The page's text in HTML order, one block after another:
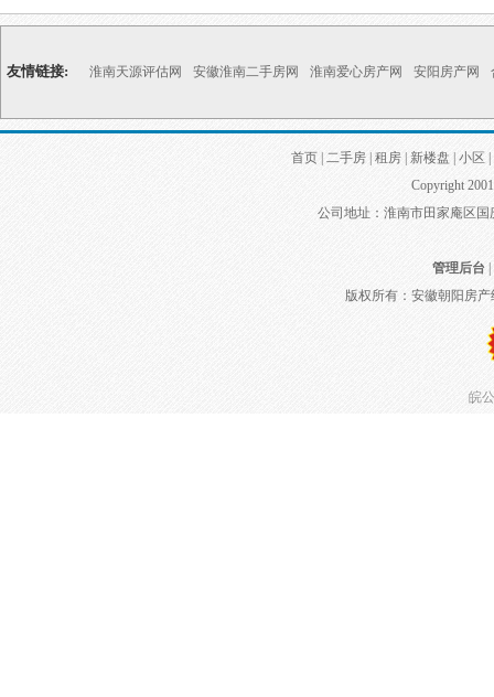
友情链接: 淮南天源评估网 安徽淮南二手房网 淮南爱心房产网 安阳房产网
首页 二手房 租房 新楼盘 小区
Copyright
公司地址：淮南市田家庵区
管理后台|
版权所有：安徽朝阳房
皖